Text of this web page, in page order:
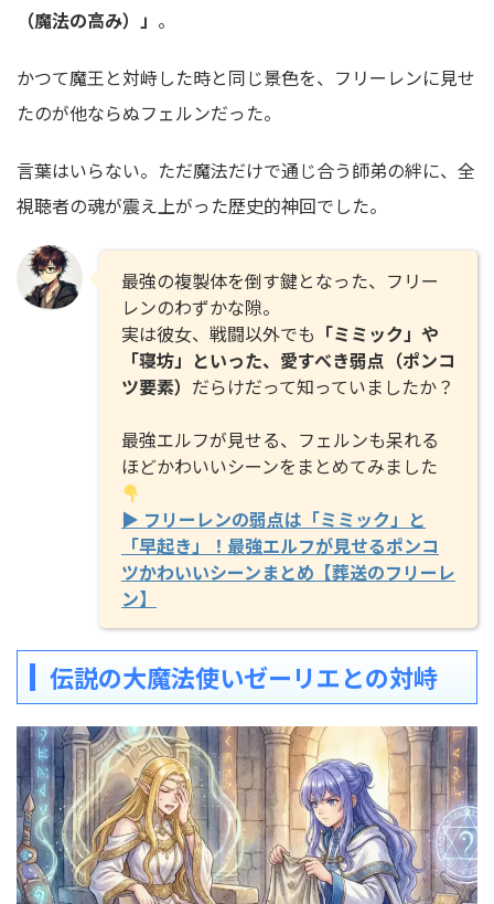
（魔法の高み）」 。
かつて魔王と対峙した時と同じ景色を、フリーレンに見せ
たのが他ならぬフェルンだった。
言葉はいらない。ただ魔法だけで通じ合う師弟の絆に、全
視聴者の魂が震え上がった歴史的神回でした。
最強の複製体を倒す鍵となった、フリー
レンのわずかな隙。
実は彼女、戦闘以外でも 「ミミック」や
「寝坊」といった、愛すべき弱点（ポンコ
ツ要素） だらけだって知っていましたか？
最強エルフが見せる、フェルンも呆れる
ほどかわいいシーンをまとめてみました
▶ フリーレンの弱点は「ミミック」と
「早起き」！最強エルフが見せるポンコ
ツかわいいシーンまとめ【葬送のフリーレ
ン】
伝説の大魔法使いゼーリエとの対峙